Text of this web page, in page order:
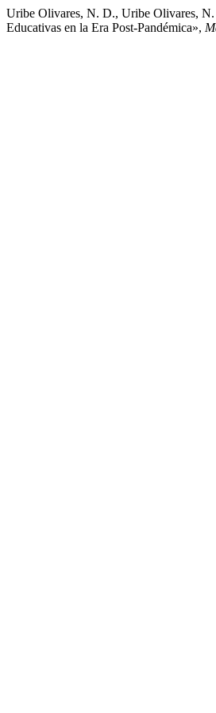
Uribe Olivares, N. D., Uribe Olivares,
Educativas en la Era Post-Pandémica»,